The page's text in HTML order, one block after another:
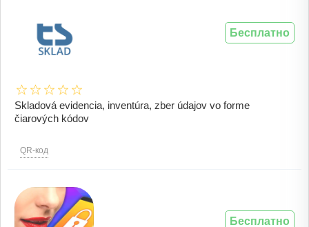
Skladová evidencia, inventúra, zber údajov vo forme
čiarových kódov
QR-код
Бесплатно
Бесплатно